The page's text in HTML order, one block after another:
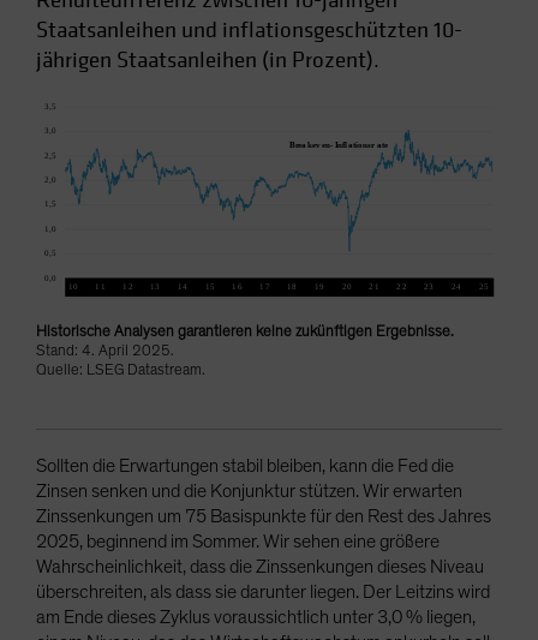
Staatsanleihen und inflationsgeschützten 10-
jährigen Staatsanleihen (in Prozent).
Historische Analysen garantieren keine zukünftigen Ergebnisse.
Stand: 4. April 2025.
Quelle: LSEG Datastream.
Sollten die Erwartungen stabil bleiben, kann die Fed die
Zinsen senken und die Konjunktur stützen. Wir erwarten
Zinssenkungen um 75 Basispunkte für den Rest des Jahres
2025, beginnend im Sommer. Wir sehen eine größere
Wahrscheinlichkeit, dass die Zinssenkungen dieses Niveau
überschreiten, als dass sie darunter liegen. Der Leitzins wird
am Ende dieses Zyklus voraussichtlich unter 3,0 % liegen,